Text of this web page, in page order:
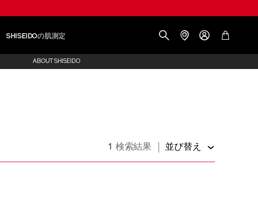
SHISEIDOの肌測定
ABOUT SHISEIDO
1 検索結果 並び替え